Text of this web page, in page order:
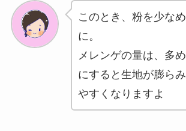
このとき、粉を少なめ
に。
メレンゲの量は、多め
にすると生地が膨らみ
やすくなりますよ